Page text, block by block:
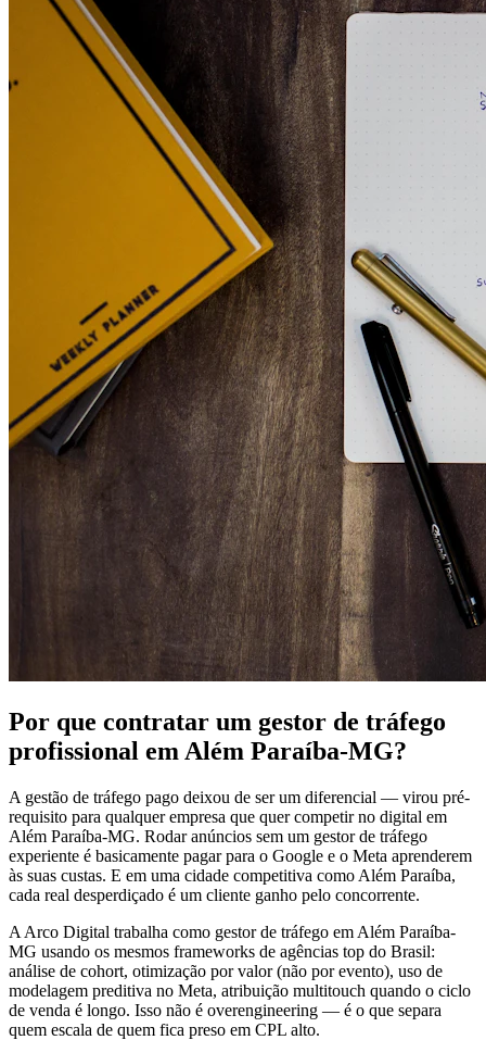
Por que contratar um gestor de tráfego
profissional em Além Paraíba-MG?
A gestão de tráfego pago deixou de ser um diferencial — virou pré-
requisito para qualquer empresa que quer competir no digital em
Além Paraíba-MG. Rodar anúncios sem um gestor de tráfego
experiente é basicamente pagar para o Google e o Meta aprenderem
às suas custas. E em uma cidade competitiva como Além Paraíba,
cada real desperdiçado é um cliente ganho pelo concorrente.
A Arco Digital trabalha como gestor de tráfego em Além Paraíba-
MG usando os mesmos frameworks de agências top do Brasil:
análise de cohort, otimização por valor (não por evento), uso de
modelagem preditiva no Meta, atribuição multitouch quando o ciclo
de venda é longo. Isso não é overengineering — é o que separa
quem escala de quem fica preso em CPL alto.